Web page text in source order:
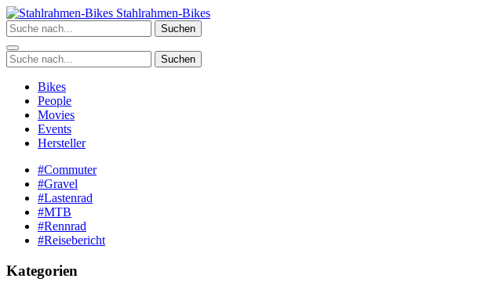
Zum
Inhalt
springen
Stahlrahmen-Bikes
Suchen
Suchen
Bikes
People
Movies
Events
Hersteller
#Commuter
#Gravel
#Lastenrad
#MTB
#Rennrad
#Reisebericht
Kategorien